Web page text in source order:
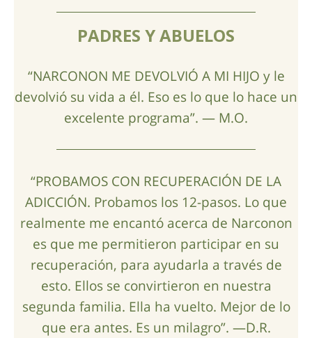
PADRES Y ABUELOS
“NARCONON ME DEVOLVIÓ A MI HIJO y le
devolvió su vida a él. Eso es lo que lo hace un
excelente programa”. — M.O.
“PROBAMOS CON RECUPERACIÓN DE LA
ADICCIÓN. Probamos los 12-pasos. Lo que
realmente me encantó acerca de Narconon
es que me permitieron participar en su
recuperación, para ayudarla a través de
esto. Ellos se convirtieron en nuestra
segunda familia. Ella ha vuelto. Mejor de lo
que era antes. Es un milagro”. —D.R.